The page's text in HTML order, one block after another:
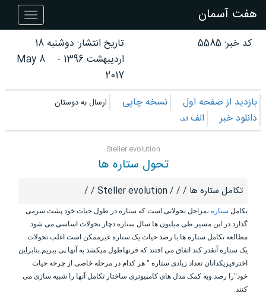
هفت
آسمان
هفت آسمان
کد خبر: 5585 تاریخ انتشار:
دوشنبه 18
اردیبهشت 1396
-
8 May
2017
بازدید از صفحه اول
نسخه چاپی ارسال به دوستان
دانلود خبر الف الف
Steller evolution
تحول ستاره ها
تکامل ستاره ها / / / Steller evolution / /
تکامل ستاره،مراحل تحولاتی است که ستاره در طول حیات خود پشت سرمی
گذارد.در این مسیر طی میلیون ها سال ستاره دچار تحولات اساسی می شود.
مطالعه تکامل ستاره ها با رصد حیات یک ستاره غیرممکن است اغلب تحولات
یک ستاره آنقدر کند اتفاق می افتند که قرنهاطول میکشد به آنها پی ببریم.بنابراین
اخترفیزیکدانان تعداد زیادی ستاره " هر کدام در مرحله خاصی از چرخه حیات
خود"را رصد وبه کمک مدل های کامپیوتری ساختار تکامل آنها را شبیه سازی می
کنند.